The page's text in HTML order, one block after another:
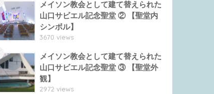
メイソン教会として建て替えられた
山口サビエル記念聖堂 ② 【聖堂内
シンボル】
3670 views
メイソン教会として建て替えられた
山口サビエル記念聖堂 ③ 【聖堂外
観】
2972 views